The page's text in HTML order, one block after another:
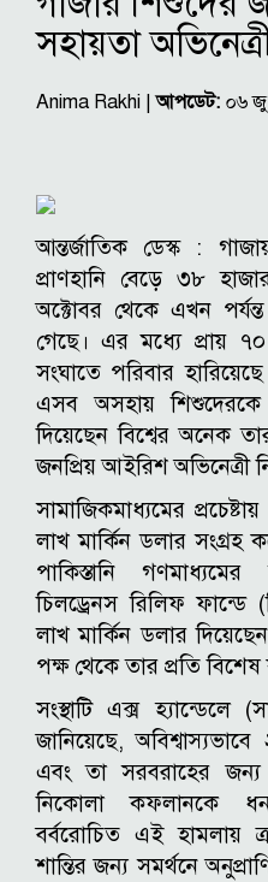
সহায়তা
Anima Rakhi |আপডেট: ০৬
আন্তর্জাতিক ডেস্ক :
প্রাণহানি বেড়ে ৩৮
অক্টোবর থেকে এখন
গেছে। এর মধ্যে প্রায়
সংঘাতে পরিবার
এসব অসহায়
দিয়েছেন বিশ্বের অনেক
জনপ্রিয় আইরিশ অভিনেত্রী
সামাজিকমাধ্যমের
লাখ মার্কিন ডলার সংগ্রহ
পাকিস্তানি
চিলড্রেনস রিলিফ
লাখ মার্কিন ডলার
পক্ষ থেকে তার প্রতি
সংস্থাটি এক্স
জানিয়েছে,
এবং তা সরবরাহের জন্য
নিকোলা কফলানকে
বর্বরোচিত এই হামলায়
শান্তির জন্য সমর্থনে